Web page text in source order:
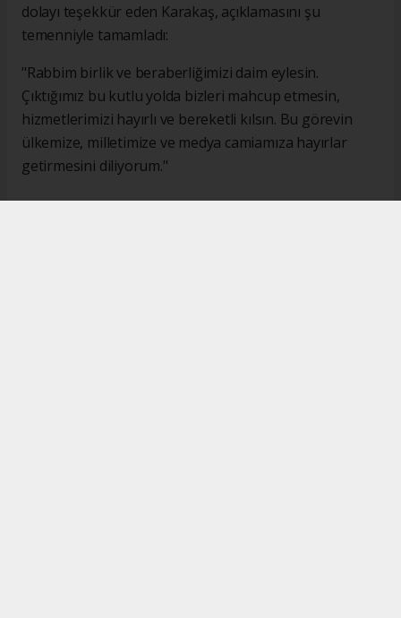
dolayı teşekkür eden Karakaş, açıklamasını şu
temenniyle tamamladı:
"Rabbim birlik ve beraberliğimizi daim eylesin.
Çıktığımız bu kutlu yolda bizleri mahcup etmesin,
hizmetlerimizi hayırlı ve bereketli kılsın. Bu görevin
ülkemize, milletimize ve medya camiamıza hayırlar
getirmesini diliyorum."